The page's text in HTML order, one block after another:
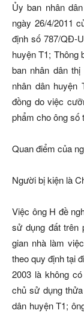
Ủy ban nhân
ngày 26/4/2011
định số 787/QĐ-
huyện T1; Thông
ban nhân dân
nhân dân huyện
đồng do việc
phẩm cho ông số
Quan điểm của
Người bị kiện là
Việc ông H đề
sử dụng đất trên
gian nhà làm
theo quy định tại
2003 là không
chủ sử dụng
dân huyện T1;